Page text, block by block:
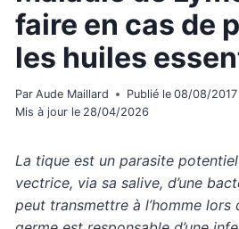
faire en cas de
les huiles
Par Aude Maillard Publié le 08/08/2017
Mis à jour le 28/04/2026
La tique est un parasite
vectrice, via sa salive, d’une
peut transmettre à l’homme lors